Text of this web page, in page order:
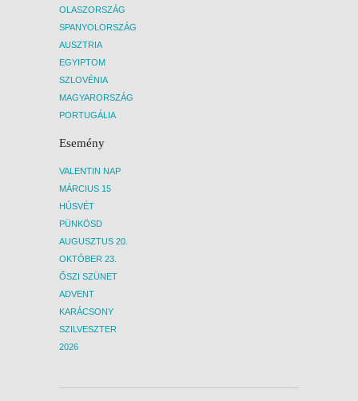
OLASZORSZÁG
SPANYOLORSZÁG
AUSZTRIA
EGYIPTOM
SZLOVÉNIA
MAGYARORSZÁG
PORTUGÁLIA
Esemény
VALENTIN NAP
MÁRCIUS 15
HÚSVÉT
PÜNKÖSD
AUGUSZTUS 20.
OKTÓBER 23.
ŐSZI SZÜNET
ADVENT
KARÁCSONY
SZILVESZTER
2026